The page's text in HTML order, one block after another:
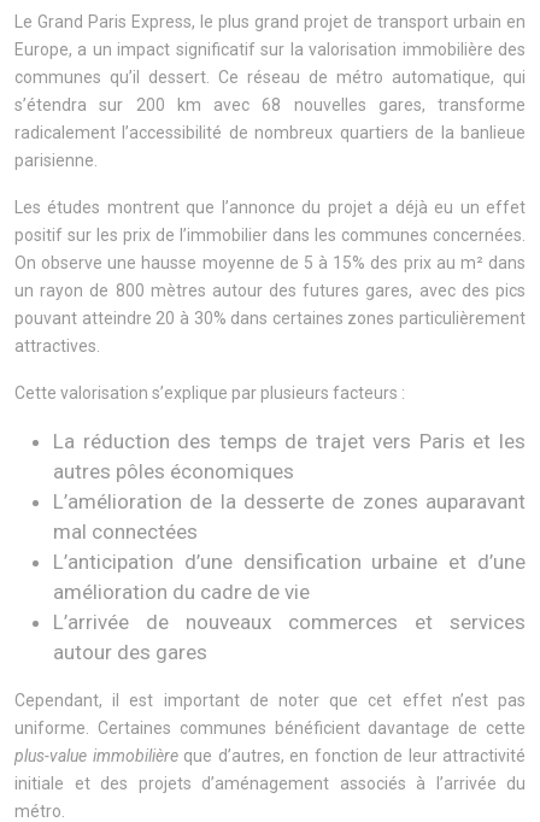
Le Grand Paris Express, le plus grand projet de transport urbain en
Europe, a un impact significatif sur la valorisation immobilière des
communes qu’il dessert. Ce réseau de métro automatique, qui
s’étendra sur 200 km avec 68 nouvelles gares, transforme
radicalement l’accessibilité de nombreux quartiers de la banlieue
parisienne.
Les études montrent que l’annonce du projet a déjà eu un effet
positif sur les prix de l’immobilier dans les communes concernées.
On observe une hausse moyenne de 5 à 15% des prix au m² dans
un rayon de 800 mètres autour des futures gares, avec des pics
pouvant atteindre 20 à 30% dans certaines zones particulièrement
attractives.
Cette valorisation s’explique par plusieurs facteurs :
La réduction des temps de trajet vers Paris et les
autres pôles économiques
L’amélioration de la desserte de zones auparavant
mal connectées
L’anticipation d’une densification urbaine et d’une
amélioration du cadre de vie
L’arrivée de nouveaux commerces et services
autour des gares
Cependant, il est important de noter que cet effet n’est pas
uniforme. Certaines communes bénéficient davantage de cette
plus-value immobilièreque d’autres, en fonction de leur attractivité
initiale et des projets d’aménagement associés à l’arrivée du
métro.